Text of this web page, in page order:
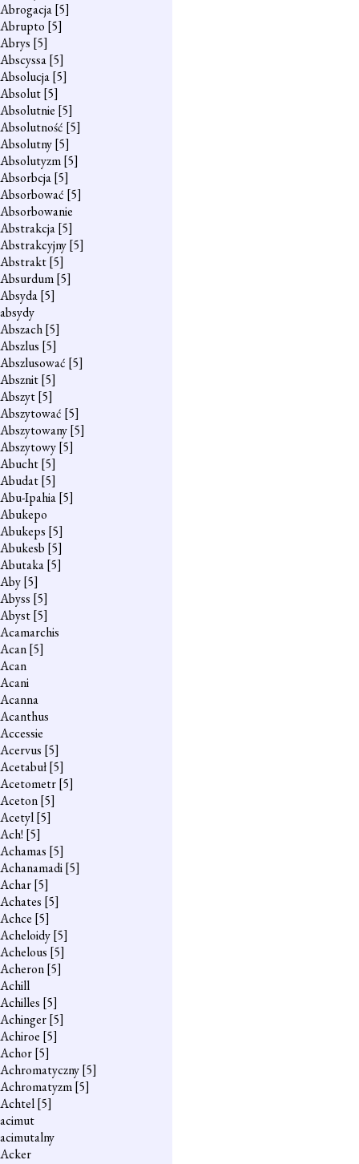
Abrogacja[5]
Abrupto [5]
Abrys [5]
Abscyssa[5]
Absolucja[5]
Absolut[5]
Absolutnie [5]
Absolutność [5]
Absolutny[5]
Absolutyzm[5]
Absorbcja[5]
Absorbować [5]
Absorbowanie
Abstrakcja[5]
Abstrakcyjny[5]
Abstrakt[5]
Absurdum[5]
Absyda[5]
absydy
Abszach[5]
Abszlus [5]
Abszlusować [5]
Absznit[5]
Abszyt[5]
Abszytować [5]
Abszytowany[5]
Abszytowy[5]
Abucht[5]
Abudat[5]
Abu-Ipahia[5]
Abukepo
Abukeps [5]
Abukesb [5]
Abutaka[5]
Aby[5]
Abyss [5]
Abyst[5]
Acamarchis
Acan[5]
Acan
Acani
Acanna
Acanthus
Accessie
Acervus [5]
Acetabuł[5]
Acetometr[5]
Aceton[5]
Acetyl[5]
Ach! [5]
Achamas [5]
Achanamadi[5]
Achar[5]
Achates [5]
Achce [5]
Acheloidy[5]
Achelous [5]
Acheron[5]
Achill
Achilles [5]
Achinger[5]
Achiroe [5]
Achor[5]
Achromatyczny[5]
Achromatyzm[5]
Achtel[5]
acimut
acimutalny
Acker